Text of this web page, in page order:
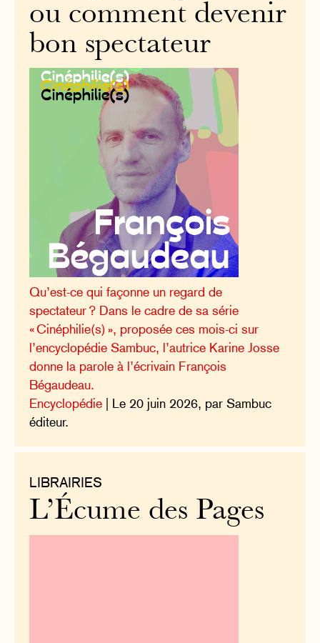
ou comment devenir
bon spectateur
Qu’est-ce qui façonne un regard de
spectateur ? Dans le cadre de sa série
« Cinéphilie(s) », proposée ces mois-ci sur
l’encyclopédie Sambuc, l’autrice Karine Josse
donne la parole à l’écrivain François
Bégaudeau.
Encyclopédie | Le 20 juin 2026, par Sambuc
éditeur.
LIBRAIRIES
L’Écume des Pages